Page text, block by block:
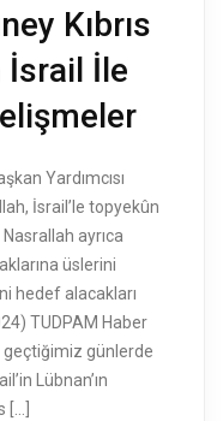
Kıbrıs
İsrail İle
Yardımcısı
İsrail’le topyekûn
ayrıca
üslerini
hedef alacakları
TUDPAM Haber
geçtiğimiz günlerde
Lübnan’ın
[…]